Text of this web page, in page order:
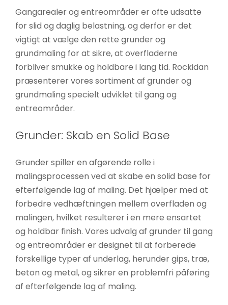
Gangarealer og entreområder er ofte udsatte
for slid og daglig belastning, og derfor er det
vigtigt at vælge den rette grunder og
grundmaling for at sikre, at overfladerne
forbliver smukke og holdbare i lang tid. Rockidan
præsenterer vores sortiment af grunder og
grundmaling specielt udviklet til gang og
entreområder.
Grunder: Skab en Solid Base
Grunder spiller en afgørende rolle i
malingsprocessen ved at skabe en solid base for
efterfølgende lag af maling. Det hjælper med at
forbedre vedhæftningen mellem overfladen og
malingen, hvilket resulterer i en mere ensartet
og holdbar finish. Vores udvalg af grunder til gang
og entreområder er designet til at forberede
forskellige typer af underlag, herunder gips, træ,
beton og metal, og sikrer en problemfri påføring
af efterfølgende lag af maling.